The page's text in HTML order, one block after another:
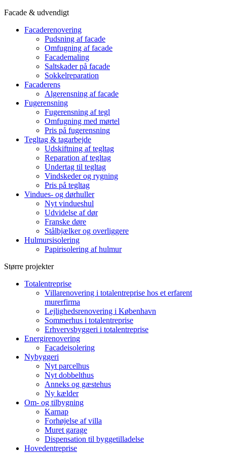
Facade & udvendigt
Facaderenovering
Pudsning af facade
Omfugning af facade
Facademaling
Saltskader på facade
Sokkelreparation
Facaderens
Algerensning af facade
Fugerensning
Fugerensning af tegl
Omfugning med mørtel
Pris på fugerensning
Tegltag & tagarbejde
Udskiftning af tegltag
Reparation af tegltag
Undertag til tegltag
Vindskeder og rygning
Pris på tegltag
Vindues- og dørhuller
Nyt vindueshul
Udvidelse af dør
Franske døre
Stålbjælker og overliggere
Hulmursisolering
Papirisolering af hulmur
Større projekter
Totalentreprise
Villarenovering i totalentreprise hos et erfarent
murerfirma
Lejlighedsrenovering i København
Sommerhus i totalentreprise
Erhvervsbyggeri i totalentreprise
Energirenovering
Facadeisolering
Nybyggeri
Nyt parcelhus
Nyt dobbelthus
Anneks og gæstehus
Ny kælder
Om- og tilbygning
Karnap
Forhøjelse af villa
Muret garage
Dispensation til byggetilladelse
Hovedentreprise